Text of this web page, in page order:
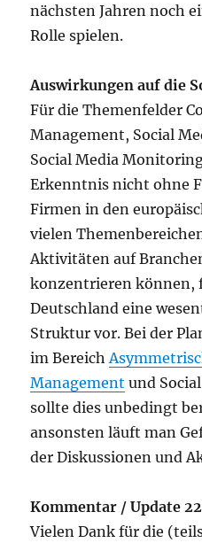
nächsten Jahren noch
Rolle spielen.
Auswirkungen auf die
Für die Themenfelder
Management, Social
Social Media
Erkenntnis nicht ohne
Firmen in den
vielen
Aktivitäten auf
konzentrieren können,
Deutschland eine
Struktur vor. Bei der
im Bereich
Management und
sollte dies unbedingt
ansonsten läuft man
der Diskussionen und
Kommentar / Update
Vielen Dank für die